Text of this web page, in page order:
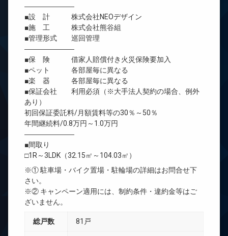
―――――――
■設 計 株式会社NEOデザイン
■施 工 株式会社熊谷組
■管理形式 巡回管理
―――――――
■保 険 借家人賠償付き火災保険要加入
■ペット 各部屋毎に異なる
■楽 器 各部屋毎に異なる
■保証会社 利用必須（※大手法人契約の場合、例外
あり）
初回保証委託料/月額賃料等の30％～50％
年間継続料/0.8万円～1.0万円
―――――――
■間取り
□1R～3LDK（32.15㎡～104.03㎡）
※① 駐車場・バイク置場・駐輪場の詳細はお問合せ下
さい。
※② キャンペーン適用には、制約条件・違約金等はご
ざいません。
総戸数 81戸